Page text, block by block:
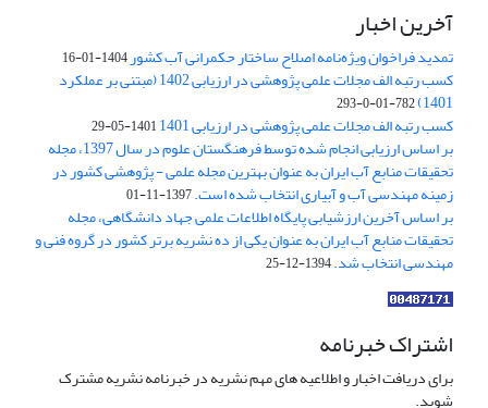
آخرین اخبار
تمدید فراخوان ویژه‌نامه اصلاح ساختار حکمرانی آب کشور1404-01-16
کسب رتبه الف مجلات علمی پژوهشی در ارزیابی 1402 (مبتنی بر عملکرد
1401)
782-01-0-293
کسب رتبه الف مجلات علمی پژوهشی در ارزیابی 1401 1401-05-29
بر اساس ارزیابی انجام شده توسط فرهنگستان علوم در سال 1397، مجله
تحقیقات منابع آب ایران به عنوان بهترین مجله علمی - پژوهشی کشور در
زمینه مهندسی آب و آبیاری انتخاب شده است.1397-11-01
بر اساس آخرین ارزشیابی پایگاه اطلاعات علمی جهاد دانشگاهی، مجله
تحقیقات منابع آب ایران به عنوان یکی از ده نشریه برتر کشور در گروه فنی و
مهندسی انتخاب شد.1394-12-25
اشتراک خبرنامه
برای دریافت اخبار و اطلاعیه های مهم نشریه در خبرنامه نشریه مشترک
شوید.